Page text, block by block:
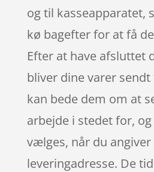
og til kasseapparatet,
kø bagefter for at få
Efter at have afsluttet
bliver dine varer
kan bede dem om at
arbejde i stedet for,
vælges, når du angiver
leveringadresse. De